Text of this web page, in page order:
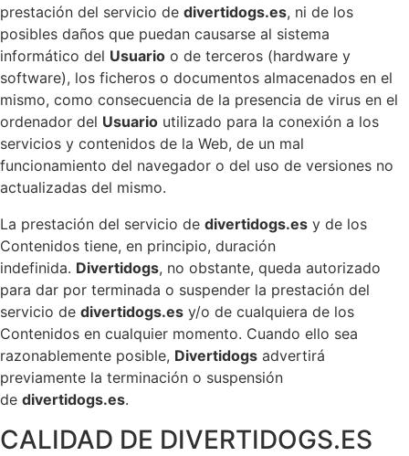
prestación del servicio de divertidogs.es, ni de los
posibles daños que puedan causarse al sistema
informático del Usuario o de terceros (hardware y
software), los ficheros o documentos almacenados en el
mismo, como consecuencia de la presencia de virus en el
ordenador del Usuario utilizado para la conexión a los
servicios y contenidos de la Web, de un mal
funcionamiento del navegador o del uso de versiones no
actualizadas del mismo.
La prestación del servicio de divertidogs.es y de los
Contenidos tiene, en principio, duración
indefinida. Divertidogs, no obstante, queda autorizado
para dar por terminada o suspender la prestación del
servicio de divertidogs.es y/o de cualquiera de los
Contenidos en cualquier momento. Cuando ello sea
razonablemente posible, Divertidogs advertirá
previamente la terminación o suspensión
de divertidogs.es.
CALIDAD DE DIVERTIDOGS.ES